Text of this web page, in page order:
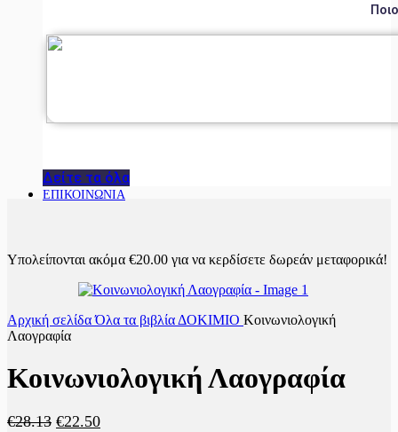
Δείτε τα όλα
ΕΠΙΚΟΙΝΩΝΙΑ
Υπολείπονται ακόμα €20.00 για να κερδίσετε δωρεάν μεταφορικά!
Αρχική σελίδαΌλα τα βιβλία ΔΟΚΙΜΙΟ Κοινωνιολογική
Λαογραφία
Κοινωνιολογική Λαογραφία
€28.13 Original
€22.50Η